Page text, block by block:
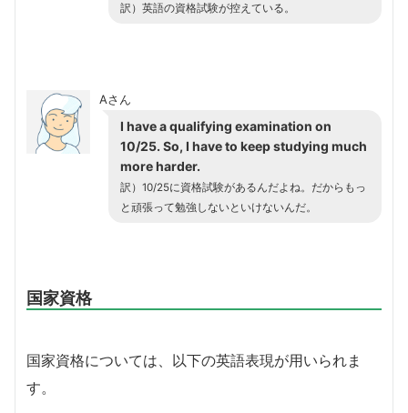
訳）英語の資格試験が控えている。
Aさん
I have a qualifying examination on
10/25. So, I have to keep studying much
more harder.
訳）10/25に資格試験があるんだよね。だからもっ
と頑張って勉強しないといけないんだ。
国家資格
国家資格については、以下の英語表現が用いられま
す。